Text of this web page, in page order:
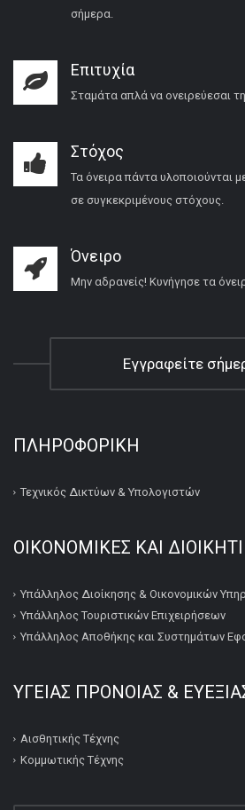
σήμερα.
Επιτυχία
Σταμάτα απλά να ονειρεύεσαι
Στόχος
Τα όνειρα πάντα υλοποιούνται
σε συγκεκριμένους στόχους.
Όνειρο
Μην αδρανείς! Κυνήγησε τα
Εγγραφείτε
ΠΛΗΡΟΦΟΡΙΚΉ
Τεχνικός Δικτύων & Υπολογιστών
ΟΙΚΟΝΟΜΙΚΕΣ ΚΑΙ
Υπάλληλος Διοίκησης & Οικονομικών
Υπάλληλος Τουριστικών Επιχειρήσεων
Υπάλληλος Αποθήκης και Συστημάτων
ΥΓΕΙΑΣ ΠΡΟΝΟΙΑΣ &
Αισθητικής Τέχνης
Κομμωτικής Τέχνης